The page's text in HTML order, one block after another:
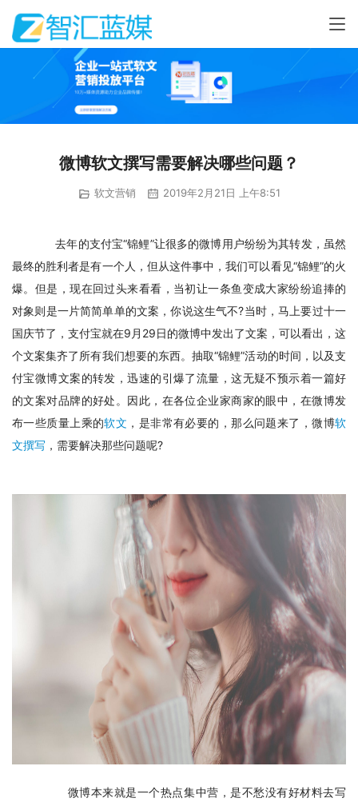
微博软文撰写需要解决哪些问题？
软文营销 2019年2月21日 上午8:51
去年的支付宝“锦鲤”让很多的微博用户纷纷为其转发，虽然
最终的胜利者是有一个人，但从这件事中，我们可以看见“锦鲤”的火
爆。但是，现在回过头来看看，当初让一条鱼变成大家纷纷追捧的
对象则是一片简简单单的文案，你说这生气不?当时，马上要过十一
国庆节了，支付宝就在9月29日的微博中发出了文案，可以看出，这
个文案集齐了所有我们想要的东西。抽取“锦鲤”活动的时间，以及支
付宝微博文案的转发，迅速的引爆了流量，这无疑不预示着一篇好
的文案对品牌的好处。因此，在各位企业家商家的眼中，在微博发
布一些质量上乘的软文 ，是非常有必要的，那么问题来了，微博软
文撰写 ，需要解决那些问题呢?
微博本来就是一个热点集中营，是不愁没有好材料去写